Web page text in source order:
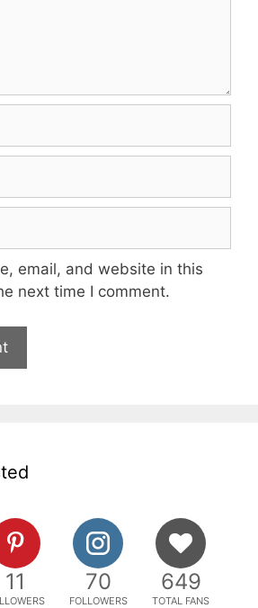
email, and website in this
next time I comment.
11 70
FOLLOWERS
649
TOTAL FANS